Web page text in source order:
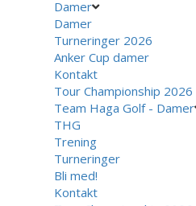
Damer
Damer
Turneringer 2026
Anker Cup damer
Kontakt
Tour Championship 2026
Team Haga Golf - Damer
THG
Trening
Turneringer
Bli med!
Kontakt